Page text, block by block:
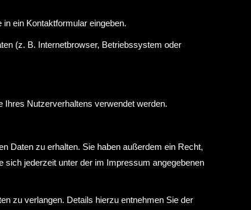
ein Kontaktformular eingeben.
(z. B. Internetbrowser, Betriebssystem oder
Ihres Nutzerverhaltens verwendet werden.
Daten zu erhalten. Sie haben außerdem ein Recht,
jederzeit unter der im Impressum angegebenen
zu verlangen. Details hierzu entnehmen Sie der